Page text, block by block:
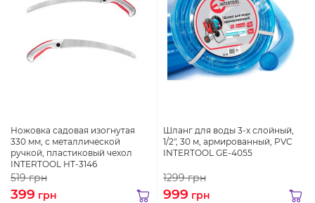
Ножовка садовая изогнутая
330 мм, с металлической
ручкой, пластиковый чехол
INTERTOOL HT-3146
519грн
399 грн
Шланг для воды 3-х слойный,
1/2", 30 м, армированный, PVC
INTERTOOL GE-4055
1299грн
999 грн